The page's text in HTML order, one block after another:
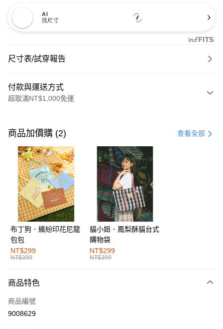
AI
找尺寸
尺寸表/試穿報告
付款與運送方式
超取滿NT$1,000免運
信用卡一次付款
購物金
超商取貨付款
LINE Pay
街口支付
運送方式
全家取貨付款
每筆NT$60，滿NT$1,000(含以上)免運費
付款後全家取貨
萊爾富取貨付款
商品加價購 (2) 查看全部
布丁狗．繽紛印花尼龍
包包
NT$299
NT$399
貓小姐．鳳梨酥貓台式
購物袋
NT$299
NT$399
商品特色
商品編號
9008629